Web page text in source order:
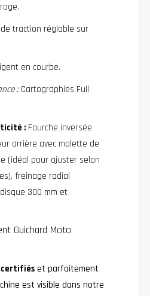
traction réglable sur
en courbe.
:Cartographies Full
: Fourche inversée
arrière avec molette de
(idéal pour ajuster selon
freinage radial
300 mm et
Guichard Moto
certifiés et parfaitement
est visible dans notre